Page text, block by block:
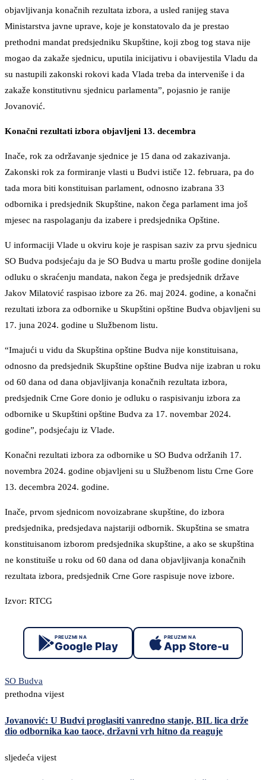
objavljivanja konačnih rezultata izbora, a usled ranijeg stava
Ministarstva javne uprave, koje je konstatovalo da je prestao
prethodni mandat predsjedniku Skupštine, koji zbog tog stava nije
mogao da zakaže sjednicu, uputila inicijativu i obavijestila Vladu da
su nastupili zakonski rokovi kada Vlada treba da interveniše i da
zakaže konstitutivnu sjednicu parlamenta”, pojasnio je ranije
Jovanović.
Konačni rezultati izbora objavljeni 13. decembra
Inače, rok za održavanje sjednice je 15 dana od zakazivanja.
Zakonski rok za formiranje vlasti u Budvi ističe 12. februara, pa do
tada mora biti konstituisan parlament, odnosno izabrana 33
odbornika i predsjednik Skupštine, nakon čega parlament ima još
mjesec na raspolaganju da izabere i predsjednika Opštine.
U informaciji Vlade u okviru koje je raspisan saziv za prvu sjednicu
SO Budva podsjećaju da je SO Budva u martu prošle godine donijela
odluku o skraćenju mandata, nakon čega je predsjednik države
Jakov Milatović raspisao izbore za 26. maj 2024. godine, a konačni
rezultati izbora za odbornike u Skupštini opštine Budva objavljeni su
17. juna 2024. godine u Službenom listu.
“Imajući u vidu da Skupština opštine Budva nije konstituisana,
odnosno da predsjednik Skupštine opštine Budva nije izabran u roku
od 60 dana od dana objavljivanja konačnih rezultata izbora,
predsjednik Crne Gore donio je odluku o raspisivanju izbora za
odbornike u Skupštini opštine Budva za 17. novembar 2024.
godine”, podsjećaju iz Vlade.
Konačni rezultati izbora za odbornike u SO Budva održanih 17.
novembra 2024. godine objavljeni su u Službenom listu Crne Gore
13. decembra 2024. godine.
Inače, prvom sjednicom novoizabrane skupštine, do izbora
predsjednika, predsjedava najstariji odbornik. Skupština se smatra
konstituisanom izborom predsjednika skupštine, a ako se skupština
ne konstituiše u roku od 60 dana od dana objavljivanja konačnih
rezultata izbora, predsjednik Crne Gore raspisuje nove izbore.
Izvor: RTCG
PREUZMI NA
Google Play
PREUZMI NA
App Store-u
SO Budva
prethodna vijest
Jovanović: U Budvi proglasiti vanredno stanje, BIL lica drže
dio odbornika kao taoce, državni vrh hitno da reaguje
sljedeća vijest